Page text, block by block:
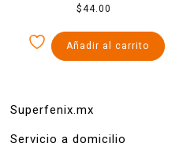
especialidades fuerza
$44.00
Añadir al carrito
Superfenix.mx
Servicio a domicilio